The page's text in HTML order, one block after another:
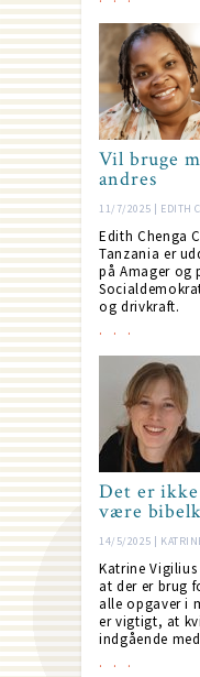
Vil bruge
andres
11/7/2025 | EDITH
Edith Chenga
Tanzania er
på Amager og
og drivkraft.
Det er
være
14/5/2025 |
Katrine
at der er brug
alle opgaver i
er vigtigt, at
indgående